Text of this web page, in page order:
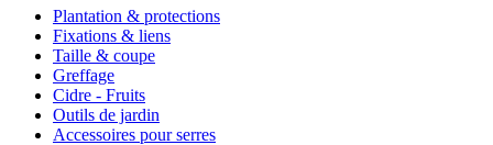
Plantation & protections
Fixations & liens
Taille & coupe
Greffage
Cidre - Fruits
Outils de jardin
Accessoires pour serres